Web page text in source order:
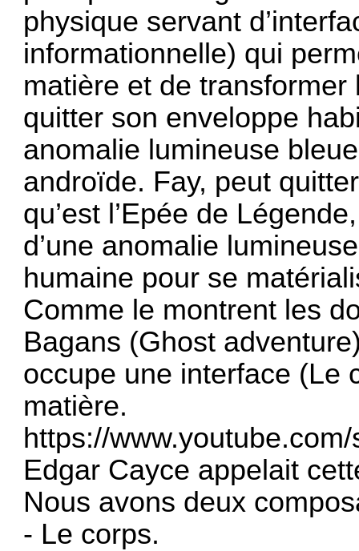
physique servant
informationnelle) qui
matière et de
quitter son enveloppe
anomalie lumineuse
androïde. Fay, peut
qu’est l’Epée de
d’une anomalie
humaine pour se
Comme le montrent les
Bagans (Ghost
occupe une interface (Le
matière.
https://
Edgar Cayce appelait
Nous avons deux
- Le corps.